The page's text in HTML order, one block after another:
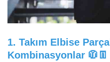
1. Takım Elbise
Kombinasyonlar 🧥👖